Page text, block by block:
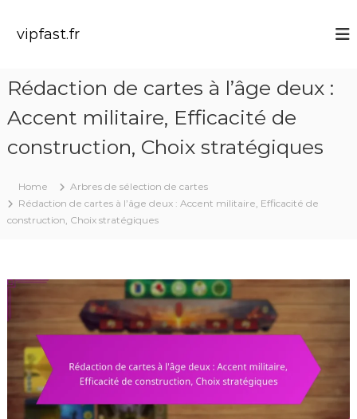
vipfast.fr
Rédaction de cartes à l’âge deux :
Accent militaire, Efficacité de
construction, Choix stratégiques
Home
Arbres de sélection de cartes
Rédaction de cartes à l’âge deux : Accent militaire, Efficacité de
construction, Choix stratégiques